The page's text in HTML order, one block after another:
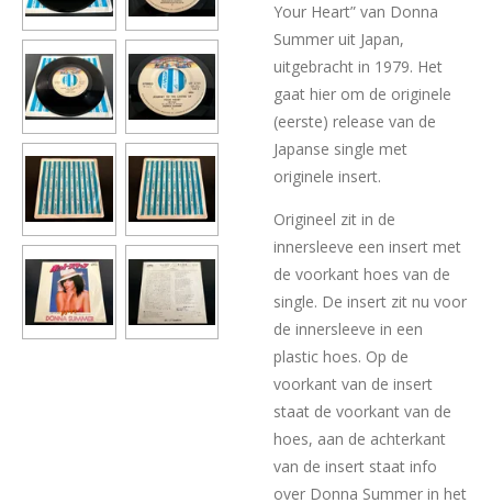
Your Heart” van Donna
Summer uit Japan,
uitgebracht in 1979. Het
gaat hier om de originele
(eerste) release van de
Japanse single met
originele insert.
Origineel zit in de
innersleeve een insert met
de voorkant hoes van de
single. De insert zit nu voor
de innersleeve in een
plastic hoes. Op de
voorkant van de insert
staat de voorkant van de
hoes, aan de achterkant
van de insert staat info
over Donna Summer in het